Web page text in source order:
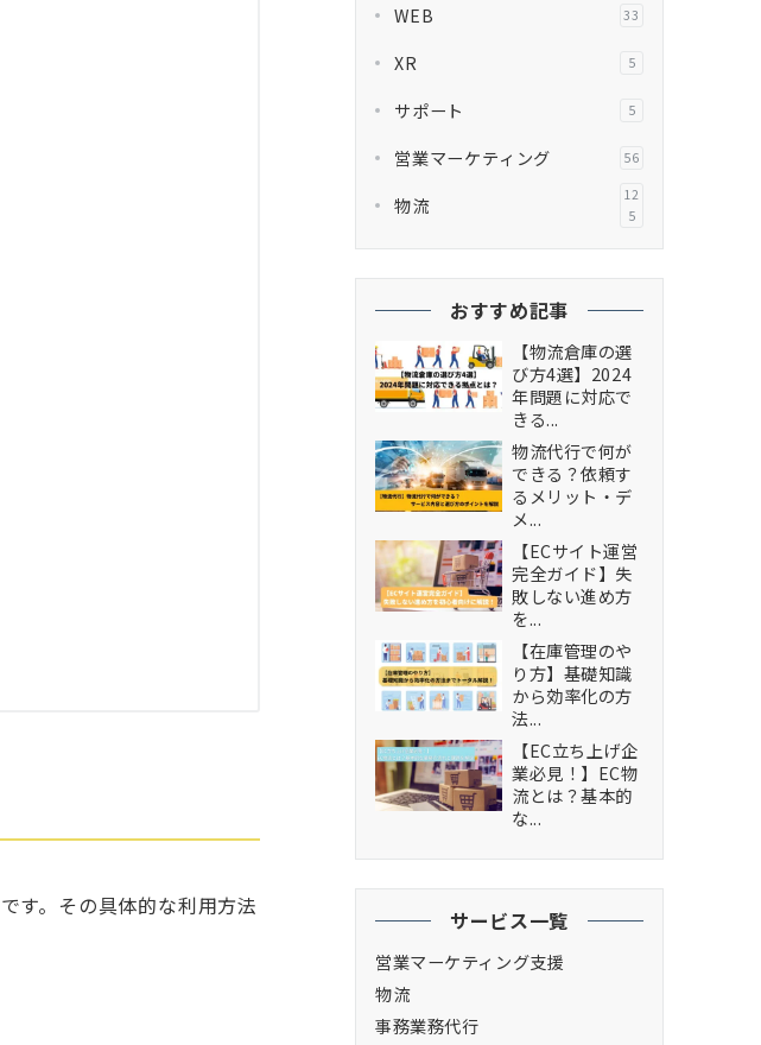
です。その具体的な利用方法
WEB 33
XR 5
サポート 5
営業マーケティング 56
物流
12
5
おすすめ記事
【物流倉庫の選
び方4選】2024
年問題に対応で
きる...
物流代行で何が
できる？依頼す
るメリット・デ
メ...
【ECサイト運営
完全ガイド】失
敗しない進め方
を...
【在庫管理のや
り方】基礎知識
から効率化の方
法...
【EC立ち上げ企
業必見！】EC物
流とは？基本的
な...
サービス一覧
営業マーケティング支援
物流
事務業務代行